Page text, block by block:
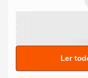
Ler